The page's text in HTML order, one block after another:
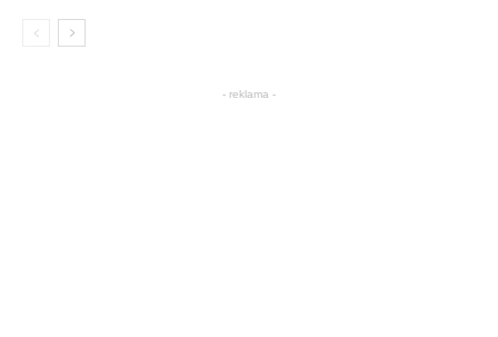
- reklama -